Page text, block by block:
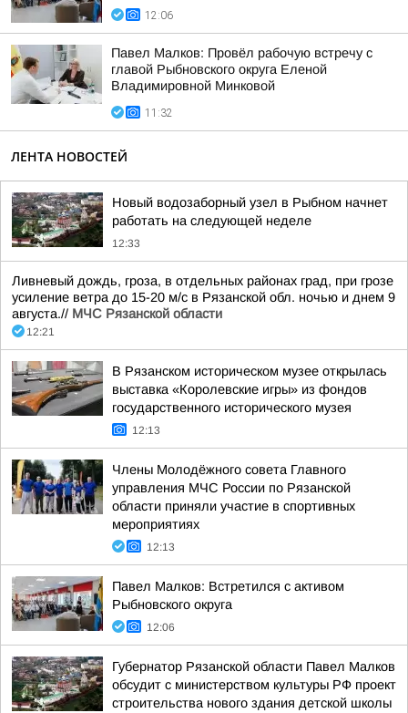
12:06
Павел Малков: Провёл рабочую встречу с
главой Рыбновского округа Еленой
Владимировной Минковой
11:32
ЛЕНТА НОВОСТЕЙ
Новый водозаборный узел в Рыбном начнет
работать на следующей неделе
12:33
Ливневый дождь, гроза, в отдельных районах град, при грозе
усиление ветра до 15-20 м/с в Рязанской обл. ночью и днем 9
августа.// МЧС Рязанской области
12:21
В Рязанском историческом музее открылась
выставка «Королевские игры» из фондов
государственного исторического музея
12:13
Члены Молодёжного совета Главного
управления МЧС России по Рязанской
области приняли участие в спортивных
мероприятиях
12:13
Павел Малков: Встретился с активом
Рыбновского округа
12:06
Губернатор Рязанской области Павел Малков
обсудит с министерством культуры РФ проект
строительства нового здания детской школы